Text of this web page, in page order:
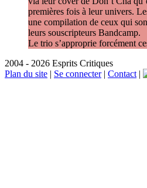
premières fois à leur univers.
une compilation de ceux qui
leurs souscripteurs Bandcamp.
Le trio s’approprie forcément
2004 - 2026 Esprits Critiques
Plan du site | Se connecter| Contact |